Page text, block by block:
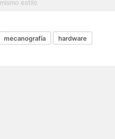
mecanografía hardware